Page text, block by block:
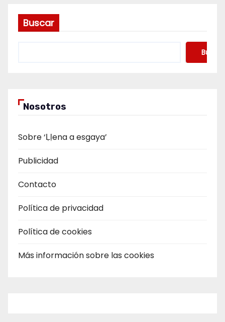
Buscar
Buscar
Nosotros
Sobre ‘Ḷḷena a esgaya’
Publicidad
Contacto
Política de privacidad
Política de cookies
Más información sobre las cookies